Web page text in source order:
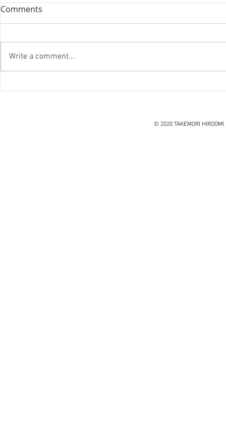
ハノイ読書会『レオナルド・
『笑う住宅
Comments
Write a comment...
© 2020 TAKEMORI